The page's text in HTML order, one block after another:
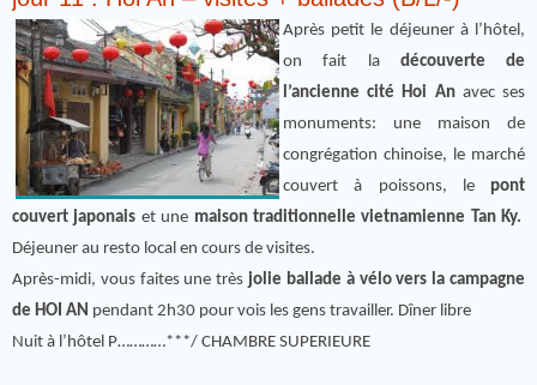
Après petit le déjeuner à l’hôtel,
on fait la découverte de
l’ancienne cité Hoi Anavec ses
monuments: une maison de
congrégation chinoise, le marché
couvert à poissons, lepont
couvert japonais et une maison traditionnelle vietnamienne Tan Ky.
Déjeuner au resto local en cours de visites.
Après-midi, vous faites une très jolie ballade à vélo vers la campagne
de HOI AN pendant 2h30 pour vois les gens travailler. Dîner libre
Nuit à l’hôtel P…………***/ CHAMBRE SUPERIEURE